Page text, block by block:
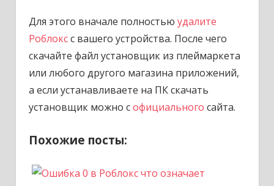
Для этого вначале полностью удалите
Роблоксс вашего устройства. После чего
скачайте файл установщик из плеймаркета
или любого другого магазина приложений,
а если устанавливаете на ПК скачать
установщик можно софициального сайта.
Похожие посты: